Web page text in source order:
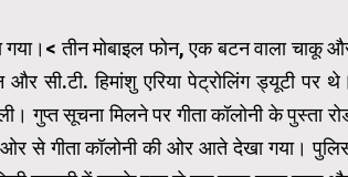
गया।< तीन मोबाइल फोन, एक बटन वाला चाकू
सी.टी. हिमांशु एरिया पेट्रोलिंग ड्यूटी पर
गुप्त सूचना मिलने पर गीता कॉलोनी के पुस्ता
से गीता कॉलोनी की ओर आते देखा गया।